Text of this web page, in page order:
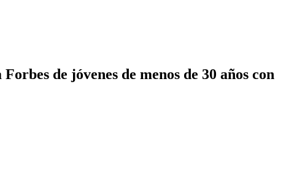
de jóvenes de menos de 30 años con